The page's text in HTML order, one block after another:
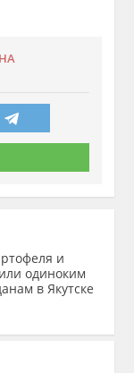
и
одиноким
в Якутске